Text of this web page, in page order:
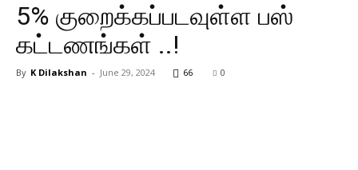
5% குறைக்கப்படவுள்ள பஸ்
கட்டணங்கள் ..!
By K Dilakshan - June 29, 2024 66 0